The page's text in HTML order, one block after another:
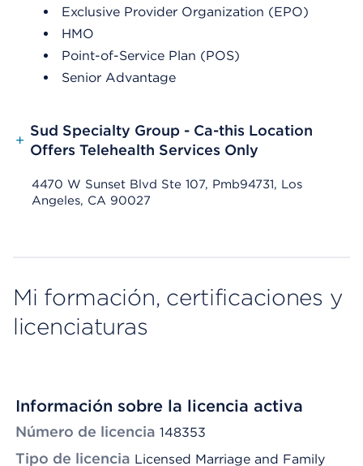
Exclusive Provider Organization (EPO)
HMO
Point-of-Service Plan (POS)
Senior Advantage
+
Sud Specialty Group - Ca-this Location
Offers Telehealth Services Only
4470 W Sunset Blvd Ste 107, Pmb94731, Los
Angeles, CA 90027
Mi formación, certificaciones y
licenciaturas
Información sobre la licencia activa
Número de licencia 148353
Tipo de licencia Licensed Marriage and Family